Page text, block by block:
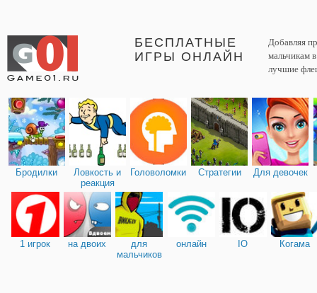
БЕСПЛАТНЫЕ
ИГРЫ ОНЛАЙН
Добавляя
мальчикам
лучшие
Бродилки
Ловкость и
реакция
Головоломки Стратегии Для девочек
1 игрок на двоих
для
мальчиков
онлайн IO Когама